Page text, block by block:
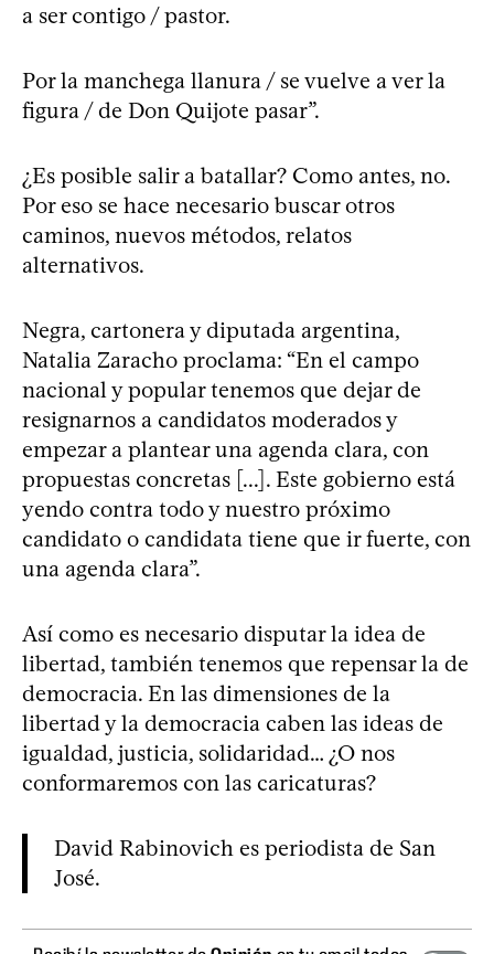
a ser contigo / pastor.
Por la manchega llanura / se vuelve a ver la
figura / de Don Quijote pasar”.
¿Es posible salir a batallar? Como antes, no.
Por eso se hace necesario buscar otros
caminos, nuevos métodos, relatos
alternativos.
Negra, cartonera y diputada argentina,
Natalia Zaracho proclama: “En el campo
nacional y popular tenemos que dejar de
resignarnos a candidatos moderados y
empezar a plantear una agenda clara, con
propuestas concretas [...]. Este gobierno está
yendo contra todo y nuestro próximo
candidato o candidata tiene que ir fuerte, con
una agenda clara”.
Así como es necesario disputar la idea de
libertad, también tenemos que repensar la de
democracia. En las dimensiones de la
libertad y la democracia caben las ideas de
igualdad, justicia, solidaridad… ¿O nos
conformaremos con las caricaturas?
David Rabinovich es periodista de San
José.